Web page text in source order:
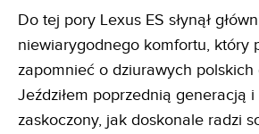
Do tej pory Lexus ES słynął
niewiarygodnego komfortu, który
zapomnieć o dziurawych polskich
Jeździłem poprzednią generacją i
zaskoczony, jak doskonale radzi